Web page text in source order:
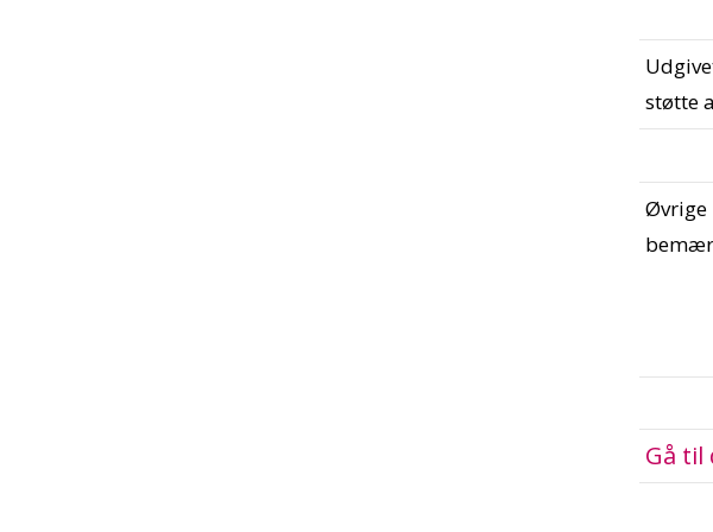
støtte
Øvrige
Gå til